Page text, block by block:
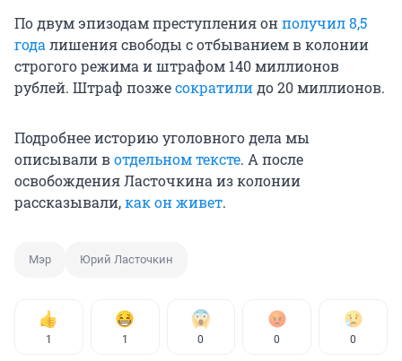
По двум эпизодам преступления онполучил 8,5
годалишения свободы с отбыванием в колонии
строгого режима и штрафом 140 миллионов
рублей. Штраф позжесократилидо 20 миллионов.
Подробнее историю уголовного дела мы
описывали вотдельном тексте. А после
освобождения Ласточкина из колонии
рассказывали,как он живет.
Мэр Юрий Ласточкин
1 1 0 0 0